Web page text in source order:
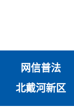
网信普法
北戴河新区